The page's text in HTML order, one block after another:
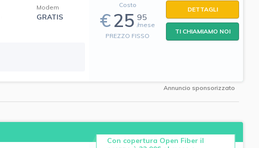
Modem
GRATIS
Costo
€25 95
/mese
PREZZO FISSO
DETTAGLI
TI CHIAMIAMO NOI
Annuncio sponsorizzato
Con copertura Open Fiber il